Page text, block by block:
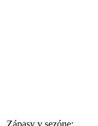
Zápasy v sezóne: